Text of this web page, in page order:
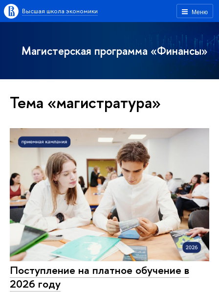
Меню
Высшая школа экономики
Магистерская программа «Финансы»
Тема «магистратура»
Поступление на платное обучение в
2026 году